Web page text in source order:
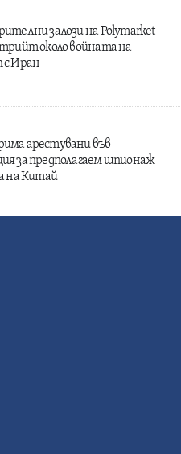
залози на Polymarket
около войната на
с Иран
арестувани във
за предполагаем шпионаж
на Китай